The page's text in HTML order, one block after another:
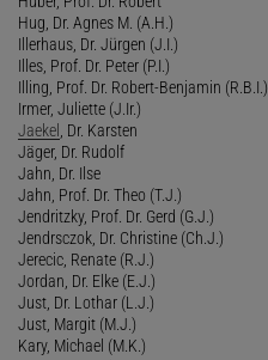
Hug, Dr. Agnes M. (A.H.)
Illerhaus, Dr. Jürgen (J.I.)
Illes, Prof. Dr. Peter (P.I.)
Illing, Prof. Dr. Robert-Benjamin (R.B.I.)
Irmer, Juliette (J.Ir.)
Jaekel , Dr. Karsten
Jäger, Dr. Rudolf
Jahn, Dr. Ilse
Jahn, Prof. Dr. Theo (T.J.)
Jendritzky, Prof. Dr. Gerd (G.J.)
Jendrsczok, Dr. Christine (Ch.J.)
Jerecic, Renate (R.J.)
Jordan, Dr. Elke (E.J.)
Just, Dr. Lothar (L.J.)
Just, Margit (M.J.)
Kary, Michael (M.K.)